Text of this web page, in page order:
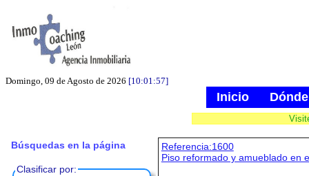
Domingo, 09 de Agosto de 2026 [10:01:58]
Inicio
Búsquedas en la página
Clasificar por:
Referencia:1600
Piso reformado y amueblado en